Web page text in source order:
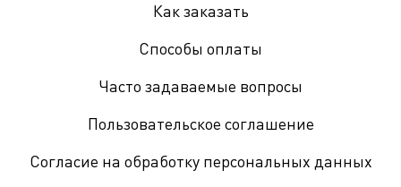
Как заказать
Способы оплаты
Часто задаваемые вопросы
Пользовательское соглашение
Согласие на обработку персональных данных